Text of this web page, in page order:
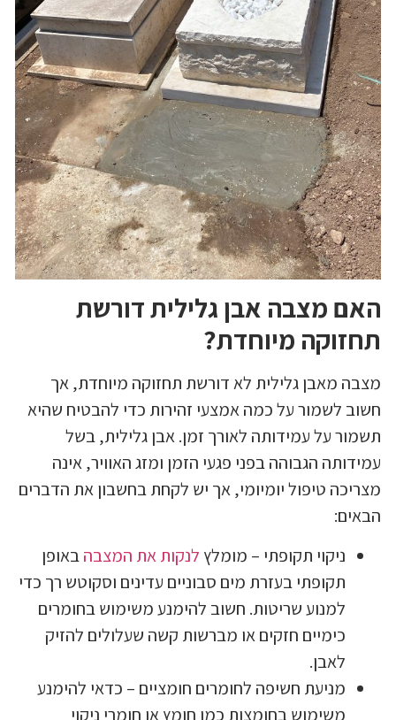
האם מצבה אבן גלילית דורשת
תחזוקה מיוחדת?
מצבה מאבן גלילית לא דורשת תחזוקה מיוחדת, אך
חשוב לשמור על כמה אמצעי זהירות כדי להבטיח שהיא
תשמור על עמידותה לאורך זמן. אבן גלילית, בשל
עמידותה הגבוהה בפני פגעי הזמן ומזג האוויר, אינה
מצריכה טיפול יומיומי, אך יש לקחת בחשבון את הדברים
הבאים:
ניקוי תקופתי – מומלץ לנקות את המצבהבאופן
תקופתי בעזרת מים סבוניים עדינים וסקוטש רך כדי
למנוע שריטות. חשוב להימנע משימוש בחומרים
כימיים חזקים או מברשות קשה שעלולים להזיק
לאבן.
מניעת חשיפה לחומרים חומציים – כדאי להימנע
משימוש בחומצות כמו חומץ או חומרי ניקוי